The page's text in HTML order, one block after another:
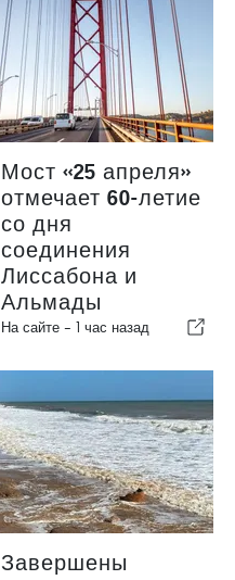
Мост «25 апреля»
отмечает 60-летие
со дня
соединения
Лиссабона и
Альмады
На сайте -1 час назад
Завершены